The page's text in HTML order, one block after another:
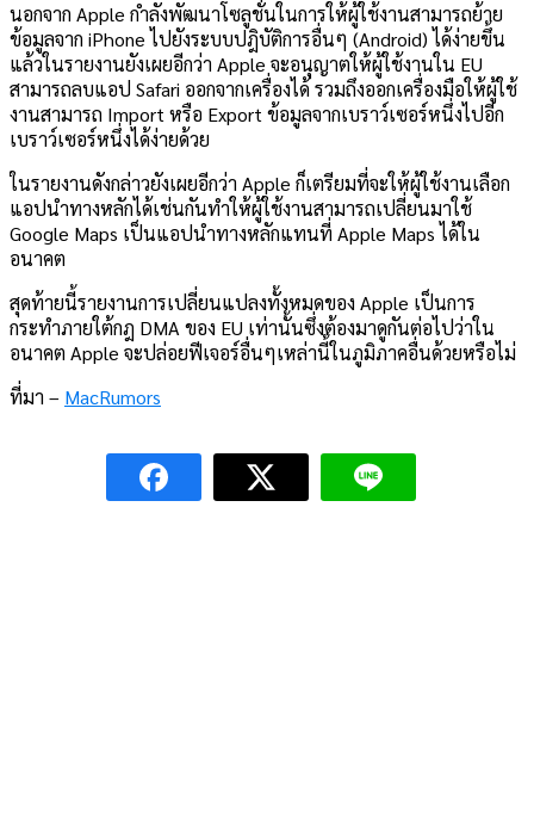
นอกจาก Apple กำลังพัฒนาโซลูชั่นในการให้ผู้ใช้งานสามารถย้าย
ข้อมูลจาก iPhone ไปยังระบบปฎิบัติการอื่นๆ (Android) ได้ง่ายขึ้น
แล้วในรายงานยังเผยอีกว่า Apple จะอนุญาตให้ผู้ใช้งานใน EU
สามารถลบแอป Safari ออกจากเครื่องได้ รวมถึงออกเครื่องมือให้ผู้ใช้
งานสามารถ Import หรือ Export ข้อมูลจากเบราว์เซอร์หนึ่งไปอีก
เบราว์เซอร์หนึ่งได้ง่ายด้วย
ในรายงานดังกล่าวยังเผยอีกว่า Apple ก็เตรียมที่จะให้ผู้ใช้งานเลือก
แอปนำทางหลักได้เช่นกันทำให้ผู้ใช้งานสามารถเปลี่ยนมาใช้
Google Maps เป็นแอปนำทางหลักแทนที่ Apple Maps ได้ใน
อนาคต
สุดท้ายนี้รายงานการเปลี่ยนแปลงทั้งหมดของ Apple เป็นการ
กระทำภายใต้กฎ DMA ของ EU เท่านั้นซึ่งต้องมาดูกันต่อไปว่าใน
อนาคต Apple จะปล่อยฟีเจอร์อื่นๆเหล่านี้ในภูมิภาคอื่นด้วยหรือไม่
ที่มา – MacRumors